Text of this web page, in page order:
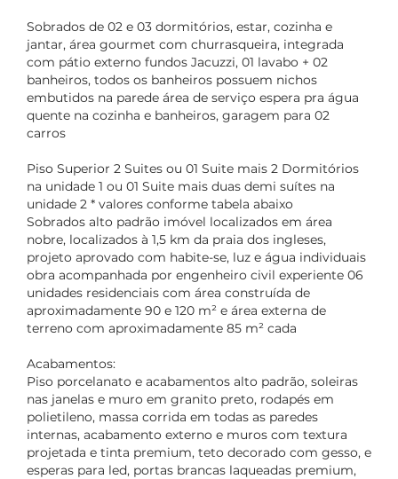
Sobrados de 02 e 03 dormitórios, estar, cozinha e
jantar, área gourmet com churrasqueira, integrada
com pátio externo fundos Jacuzzi, 01 lavabo + 02
banheiros, todos os banheiros possuem nichos
embutidos na parede área de serviço espera pra água
quente na cozinha e banheiros, garagem para 02
carros
Piso Superior 2 Suites ou 01 Suite mais 2 Dormitórios
na unidade 1 ou 01 Suite mais duas demi suítes na
unidade 2 * valores conforme tabela abaixo
Sobrados alto padrão imóvel localizados em área
nobre, localizados à 1,5 km da praia dos ingleses,
projeto aprovado com habite-se, luz e água individuais
obra acompanhada por engenheiro civil experiente 06
unidades residenciais com área construída de
aproximadamente 90 e 120 m² e área externa de
terreno com aproximadamente 85 m² cada
Acabamentos:
Piso porcelanato e acabamentos alto padrão, soleiras
nas janelas e muro em granito preto, rodapés em
polietileno, massa corrida em todas as paredes
internas, acabamento externo e muros com textura
projetada e tinta premium, teto decorado com gesso, e
esperas para led, portas brancas laqueadas premium,